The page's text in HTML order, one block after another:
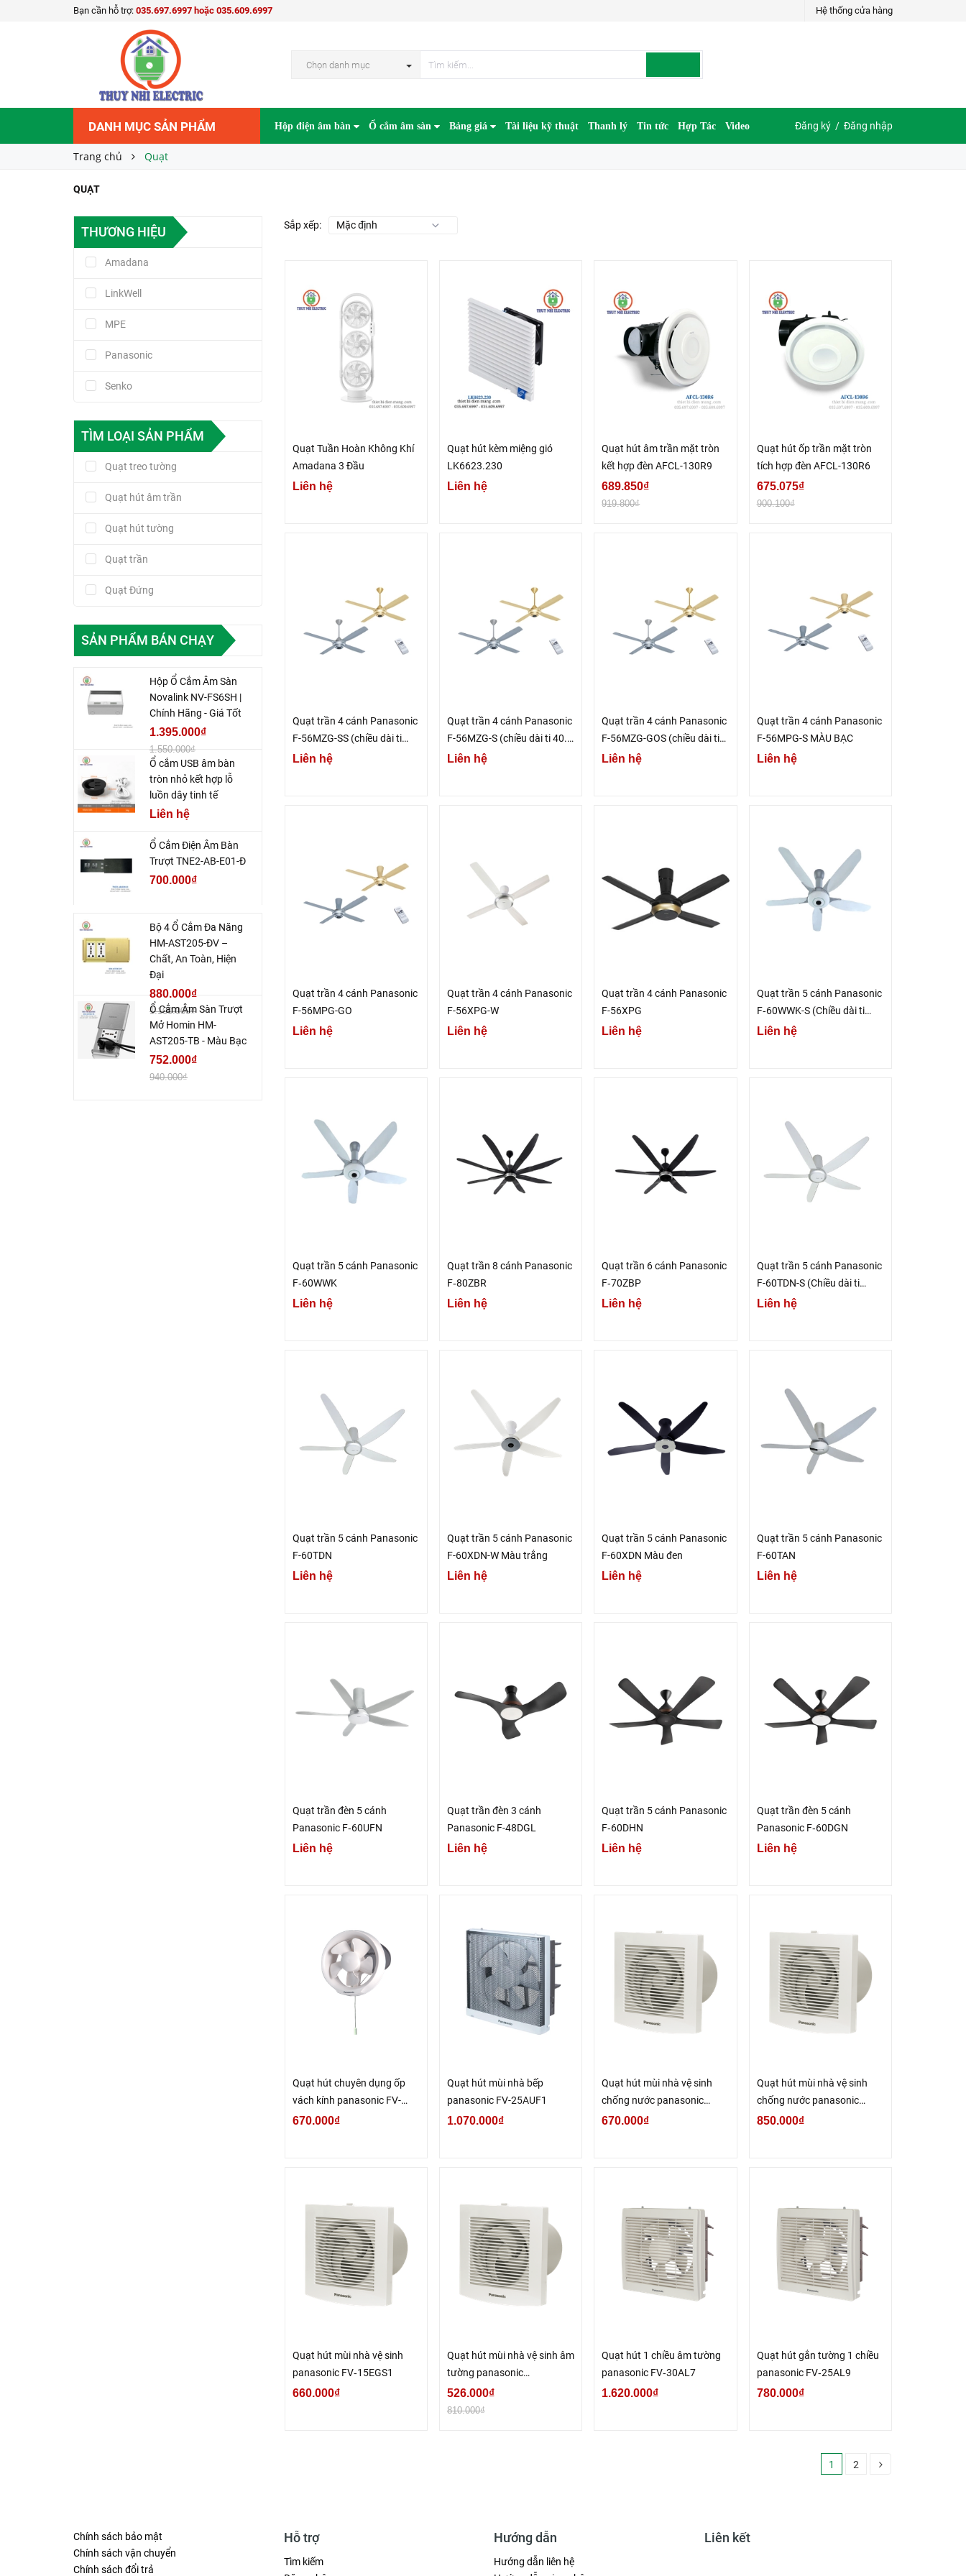
Bạn cần hỗ trợ: 035.697.6997 hoặc 035.609.6997 Hệ thống cửa hàng
Chọn danh mục
DANH MỤC SẢN PHẨM Hộp điện âm bàn Ổ cắm âm sàn Bảng giá Tài liệu kỹ thuật Thanh lý Tin tức Hợp Tác Video Đăng ký / Đăng nhập
Trang chủ Quạt
QUẠT
Sắp xếp:
Quạt Tuần Hoàn Không Khí
Amadana 3 Đầu
Liên hệ
Quạt hút kèm miệng gió
LK6623.230
Liên hệ
Quạt hút âm trần mặt tròn
kết hợp đèn AFCL-130R9
689.850₫
919.800₫
Quạt hút ốp trần mặt tròn
tích hợp đèn AFCL-130R6
675.075₫
900.100₫
Quạt trần 4 cánh Panasonic
F-56MZG-SS (chiều dài ti
22.9 cm)
Liên hệ
Quạt trần 4 cánh Panasonic
F-56MZG-S (chiều dài ti 40.6
cm)
Liên hệ
Quạt trần 4 cánh Panasonic
F-56MZG-GOS (chiều dài ti
22.9 cm)
Liên hệ
Quạt trần 4 cánh Panasonic
F-56MPG-S MÀU BẠC
Liên hệ
Quạt trần 4 cánh Panasonic
F-56MPG-GO
Liên hệ
Quạt trần 4 cánh Panasonic
F-56XPG-W
Liên hệ
Quạt trần 4 cánh Panasonic
F-56XPG
Liên hệ
Quạt trần 5 cánh Panasonic
F‑60WWK-S (Chiều dài ti
19.6cm)
Liên hệ
Quạt trần 5 cánh Panasonic
F‑60WWK
Liên hệ
Quạt trần 8 cánh Panasonic
F‑80ZBR
Liên hệ
Quạt trần 6 cánh Panasonic
F‑70ZBP
Liên hệ
Quạt trần 5 cánh Panasonic
F-60TDN-S (Chiều dài ti
21cm)
Liên hệ
Quạt trần 5 cánh Panasonic
F-60TDN
Liên hệ
Quạt trần 5 cánh Panasonic
F-60XDN-W Màu trắng
Liên hệ
Quạt trần 5 cánh Panasonic
F-60XDN Màu đen
Liên hệ
Quạt trần 5 cánh Panasonic
F-60TAN
Liên hệ
Quạt trần đèn 5 cánh
Panasonic F‑60UFN
Liên hệ
Quạt trần đèn 3 cánh
Panasonic F-48DGL
Liên hệ
Quạt trần 5 cánh Panasonic
F‑60DHN
Liên hệ
Quạt trần đèn 5 cánh
Panasonic F‑60DGN
Liên hệ
Quạt hút chuyên dụng ốp
vách kính panasonic FV-
15WU4
670.000₫
Quạt hút mùi nhà bếp
panasonic FV-25AUF1
1.070.000₫
Quạt hút mùi nhà vệ sinh
chống nước panasonic
FV‑10EGF1
670.000₫
Quạt hút mùi nhà vệ sinh
chống nước panasonic
FV‑15EGF1
850.000₫
Quạt hút mùi nhà vệ sinh
panasonic FV‑15EGS1
660.000₫
Quạt hút mùi nhà vệ sinh âm
tường panasonic
FV‑10EGS1
526.000₫
810.000₫
Quạt hút 1 chiều âm tường
panasonic FV‑30AL7
1.620.000₫
Quạt hút gắn tường 1 chiều
panasonic FV‑25AL9
780.000₫
1 2
THƯƠNG HIỆU
Amadana
LinkWell
MPE
Panasonic
Senko
TÌM LOẠI SẢN PHẨM
Quạt treo tường
Quạt hút âm trần
Quạt hút tường
Quạt trần
Quạt Đứng
SẢN PHẨM BÁN CHẠY
Hộp Ổ Cắm Âm Sàn
Novalink NV-FS6SH |
Chính Hãng - Giá Tốt
1.395.000₫
1.550.000₫
Ổ cắm USB âm bàn
tròn nhỏ kết hợp lỗ
luồn dây tinh tế
Liên hệ
Ổ Cắm Điện Âm Bàn
Trượt TNE2-AB-E01-Đ
700.000₫
Bộ 4 Ổ Cắm Đa Năng
HM-AST205-ĐV –
Chất, An Toàn, Hiện
Đại
880.000₫
1.100.000₫
Ổ Cắm Âm Sàn Trượt
Mở Homin HM-
AST205-TB - Màu Bạc
752.000₫
940.000₫
Chính sách bảo mật
Chính sách vận chuyển
Chính sách đổi trả
Hỗ trợ
Tìm kiếm
Hướng dẫn
Hướng dẫn liên hệ
Liên kết